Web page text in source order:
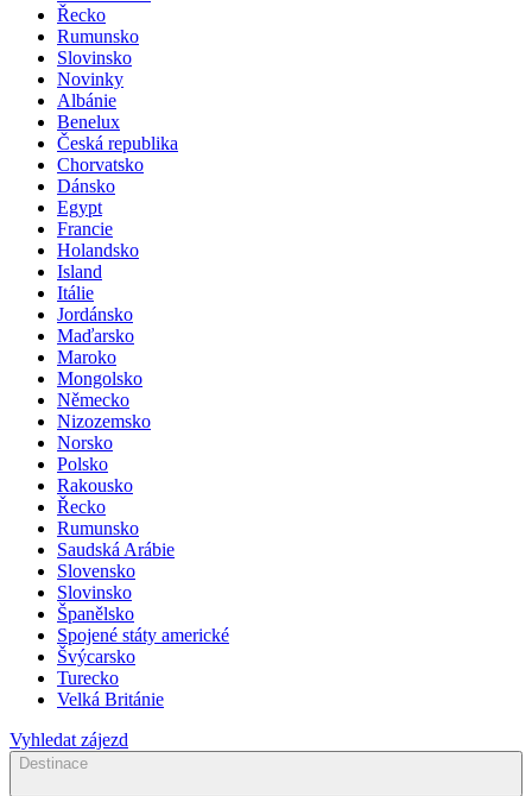
Řecko
Rumunsko
Slovinsko
Novinky
Albánie
Benelux
Česká republika
Chorvatsko
Dánsko
Egypt
Francie
Holandsko
Island
Itálie
Jordánsko
Maďarsko
Maroko
Mongolsko
Německo
Nizozemsko
Norsko
Polsko
Rakousko
Řecko
Rumunsko
Saudská Arábie
Slovensko
Slovinsko
Španělsko
Spojené státy americké
Švýcarsko
Turecko
Velká Británie
Vyhledat zájezd
Destinace